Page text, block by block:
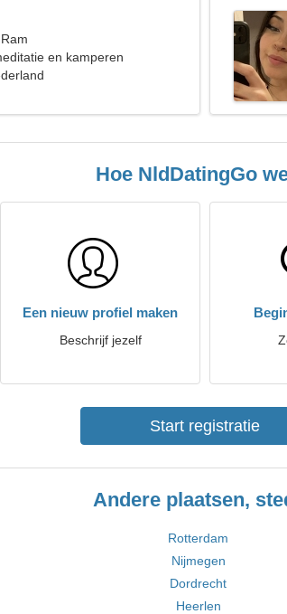
en kamperen
Hoe NldDatingGo
Een nieuw profiel maken
Beschrijf jezelf
Start registratie
Andere plaatsen,
Rotterdam
Nijmegen
Dordrecht
Heerlen